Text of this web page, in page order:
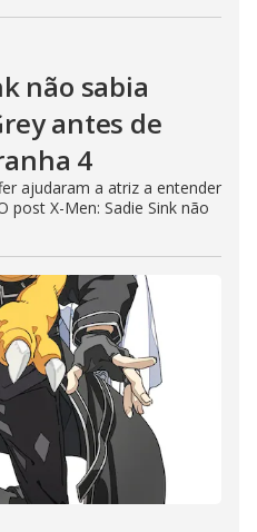
não sabia
antes de
4
ajudaram a atriz a entender
post X-Men: Sadie Sink não